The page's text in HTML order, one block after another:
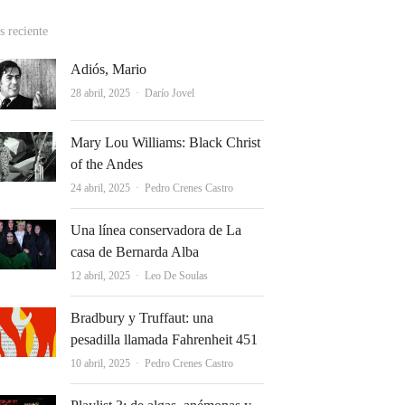
reciente
Adiós, Mario
28 abril, 2025 Autor
Darío Jovel
Mary Lou Williams: Black Christ
of the Andes
24 abril, 2025 Autor
Pedro Crenes Castro
Una línea conservadora de La
casa de Bernarda Alba
12 abril, 2025 Autor
Leo De Soulas
Bradbury y Truffaut: una
pesadilla llamada Fahrenheit 451
10 abril, 2025 Autor
Pedro Crenes Castro